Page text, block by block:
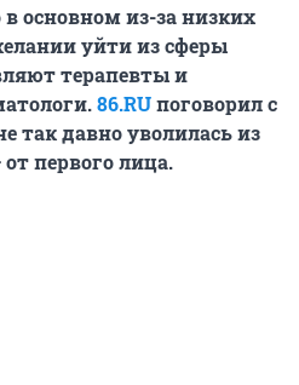
основном из-за низких
уйти из сферы
терапевты и
86.RUпоговорил с
так давно уволилась из
первого лица.